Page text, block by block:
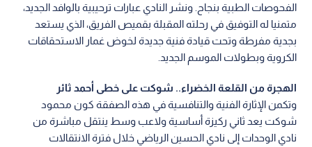
الفحوصات الطبية بنجاح. ونشر النادي عبارات ترحيبية بالوافد الجديد،
متمنيا له التوفيق في رحلته المقبلة بقميص الفريق، الذي يستعد
بجدية مفرطة وتحت قيادة فنية جديدة لخوض غمار الاستحقاقات
الكروية وبطولات الموسم الجديد.
الهجرة من القلعة الخضراء.. شوكت على خطى أحمد ثائر
وتكمن الإثارة الفنية والتنافسية في هذه الصفقة كون محمود
شوكت يعد ثاني ركيزة أساسية ولاعب وسط ينتقل مباشرة من
نادي الوحدات إلى نادي الحسين الرياضي خلال فترة الانتقالات